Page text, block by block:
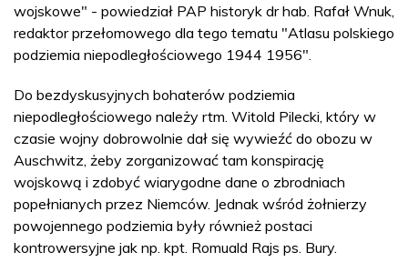
wojskowe" - powiedział PAP historyk dr hab. Rafał Wnuk,
redaktor przełomowego dla tego tematu "Atlasu polskiego
podziemia niepodległościowego 1944 1956".
Do bezdyskusyjnych bohaterów podziemia
niepodległościowego należy rtm. Witold Pilecki, który w
czasie wojny dobrowolnie dał się wywieźć do obozu w
Auschwitz, żeby zorganizować tam konspirację
wojskową i zdobyć wiarygodne dane o zbrodniach
popełnianych przez Niemców. Jednak wśród żołnierzy
powojennego podziemia były również postaci
kontrowersyjne jak np. kpt. Romuald Rajs ps. Bury.